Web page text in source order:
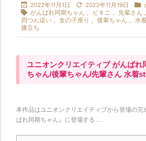
 2022年11月1日  2022年11月19日 
 がんばれ同期ちゃん , ビキニ , 先輩さん ,
四つん這い , 女の子座り , 後輩ちゃん , 水
膝立ち
ユニオンクリエイティブ がんばれ
ちゃん/後輩ちゃん/先輩さん 水着
本作品はユニオンクリエイティブから登場の完
ばれ同期ちゃん』に登場する ...